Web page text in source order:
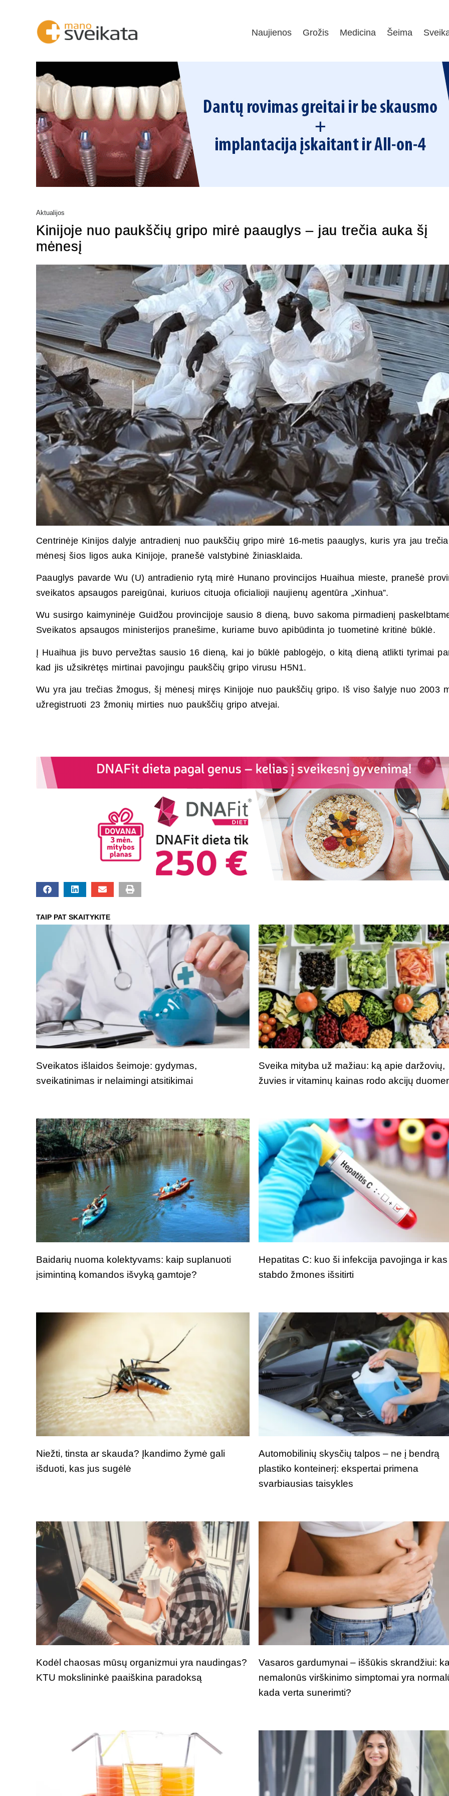
Naujienos Grožis Medicina Šeima
Aktualijos
Kinijoje nuo paukščių gripo mirė paauglys – jau trečia auka šį
mėnesį
Centrinėje Kinijos dalyje antradienį nuo paukščių gripo mirė 16-metis paauglys, kuris yra jau
mėnesį šios ligos auka Kinijoje, pranešė valstybinė žiniasklaida.
Paauglys pavarde Wu (U) antradienio rytą mirė Hunano provincijos Huaihua mieste, pranešė
sveikatos apsaugos pareigūnai, kuriuos cituoja oficialioji naujienų agentūra „Xinhua”.
Wu susirgo kaimyninėje Guidžou provincijoje sausio 8 dieną, buvo sakoma pirmadienį
Sveikatos apsaugos ministerijos pranešime, kuriame buvo apibūdinta jo tuometinė kritinė būklė.
Į Huaihua jis buvo pervežtas sausio 16 dieną, kai jo būklė pablogėjo, o kitą dieną atlikti tyrimai
kad jis užsikrėtęs mirtinai pavojingu paukščių gripo virusu H5N1.
Wu yra jau trečias žmogus, šį mėnesį miręs Kinijoje nuo paukščių gripo. Iš viso šalyje nuo 2003
užregistruoti 23 žmonių mirties nuo paukščių gripo atvejai.
TAIP PAT SKAITYKITE
Sveikatos išlaidos šeimoje: gydymas,
sveikatinimas ir nelaimingi atsitikimai
Sveika mityba už mažiau: ką apie daržovių,
žuvies ir vitaminų kainas rodo akcijų
Baidarių nuoma kolektyvams: kaip suplanuoti
įsimintiną komandos išvyką gamtoje?
Hepatitas C: kuo ši infekcija pavojinga ir kas
stabdo žmones išsitirti
Niežti, tinsta ar skauda? Įkandimo žymė gali
išduoti, kas jus sugėlė
Automobilinių skysčių talpos – ne į bendrą
plastiko konteinerį: ekspertai primena
svarbiausias taisykles
Kodėl chaosas mūsų organizmui yra naudingas?
KTU mokslininkė paaiškina paradoksą
Vasaros gardumynai – iššūkis skrandžiui:
nemalonūs virškinimo simptomai yra
kada verta sunerimti?